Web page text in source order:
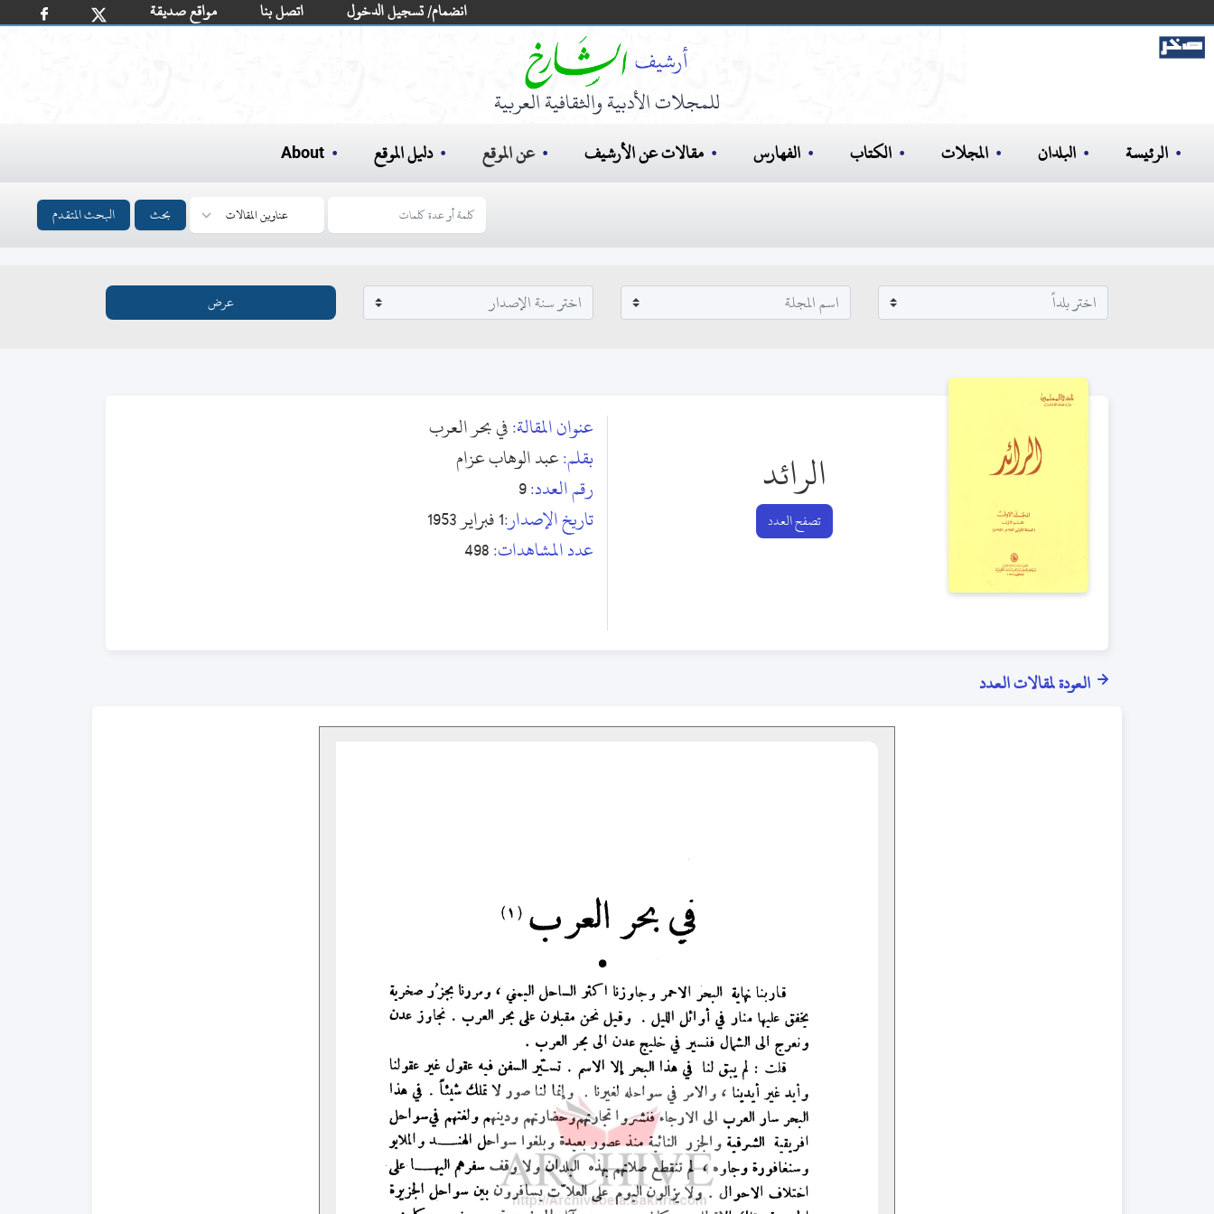
مواقع صديقة اتصل بنا انضمام/ تسجيل الدخول
للمجلات الأدبية والثقافية العربية
الرئيسة البلدان المجلات الكتاب الفهارس مقالات عن الأرشيف عن الموقع دليل الموقع About
بحث البحث المتقدم
الرائد
تصفح العدد
عنوان المقالة:في بحر العرب
بقلم:عبد الوهاب عزام
رقم العدد:9
تاريخ الإصدار:1 فبراير 1953
عدد المشاهدات:498
العودة لمقالات العدد